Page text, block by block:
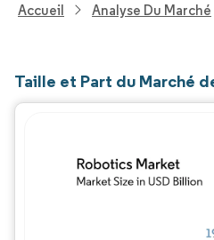
Accueil Analyse Du Marché
Taille et Part du Marché